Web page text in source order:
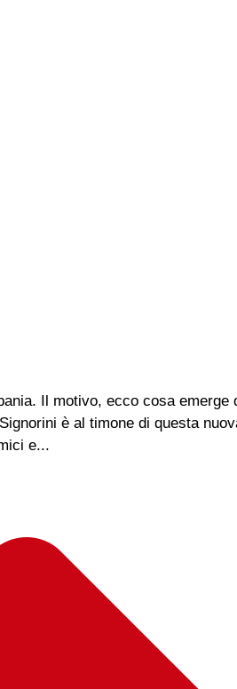
Il motivo, ecco cosa emerge
è al timone di questa
e...